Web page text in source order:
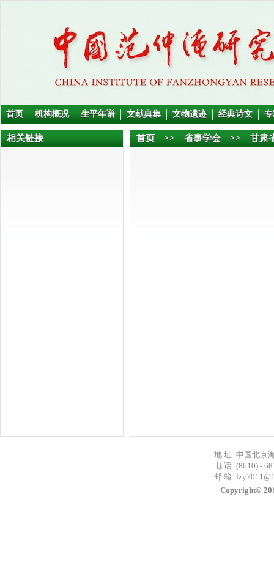
首页 机构概况 生平年谱 文献典集 文物遗迹 经典诗文
相关链接 首页 >> 省事学会>> 甘肃省
地 址: 中国北京
电 话: (8610) -
邮 箱:
Copyright©